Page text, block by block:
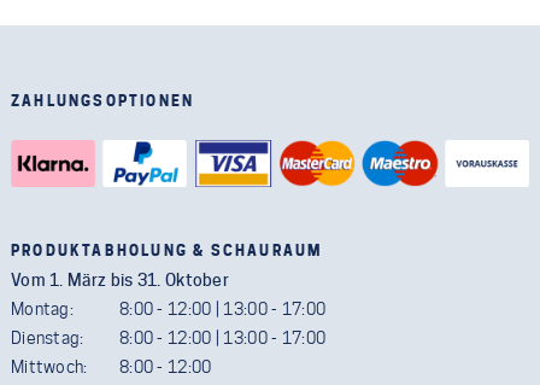
ZAHLUNGSOPTIONEN
PRODUKTABHOLUNG & SCHAURAUM
Vom 1. März bis 31. Oktober
Montag:
8:00 - 12:00 | 13:00 - 17:00
Dienstag:
8:00 - 12:00 | 13:00 - 17:00
Mittwoch:
8:00 - 12:00